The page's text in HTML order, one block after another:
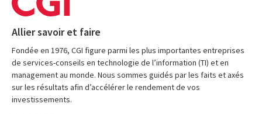
Allier savoir et faire
Fondée en 1976, CGI figure parmi les plus importantes entreprises
de services-conseils en technologie de l’information (TI) et en
management au monde. Nous sommes guidés par les faits et axés
sur les résultats afin d’accélérer le rendement de vos
investissements.